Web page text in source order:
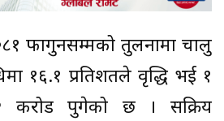
फागुनसम्मको तुलनामा चालु
१६.१ प्रतिशतले वृद्धि भई १
करोड पुगेको छ । सक्रिय